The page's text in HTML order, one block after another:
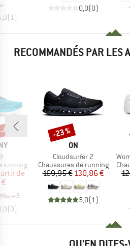
(1 )
0,0(0)
RECOMMANDÉS PAR LES
running
réduit
de
+3
(0)
%
MARQUE
ON
Article
Cloudsurfer 2
Product group
Chaussures de running
Prix
169,95 €Prix réduit
130,86 €
5,0(1)
Remise
-23 %